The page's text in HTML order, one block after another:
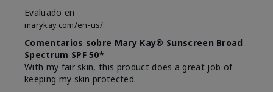
Evaluado en
marykay.com/en-us/
Comentarios sobre Mary Kay® Sunscreen Broad
Spectrum SPF 50*
With my fair skin, this product does a great job of
keeping my skin protected.